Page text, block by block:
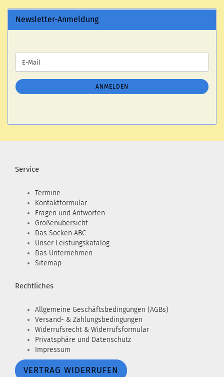
Newsletter-Anmeldung
ZUR
ANMELDUNG
E-
Mail
ANMELDEN
Service
Termine
Kontaktformular
Fragen und Antworten
Größenübersicht
Das Socken ABC
Unser Leistungskatalog
Das Unternehmen
Sitemap
Rechtliches
Allgemeine Geschäftsbedingungen (AGBs)
Versand- & Zahlungsbedingungen
Widerrufsrecht & Widerrufsformular
Privatsphäre und Datenschutz
Impressum
VERTRAG WIDERRUFEN